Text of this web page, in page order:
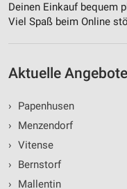
Deinen Einkauf bequem
Viel Spaß beim Online
Aktuelle
›
Papenhusen
›
Menzendorf
› Vitense
›
Bernstorf
›
Mallentin